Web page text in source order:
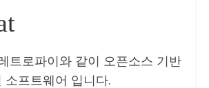
트로파이와 같이 오픈소스 기반
소프트웨어 입니다.